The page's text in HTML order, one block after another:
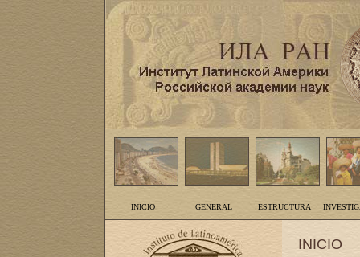
INICIO GENERAL ESTRUCTURA
INICIO